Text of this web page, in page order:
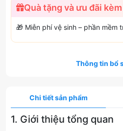
Quà tặng và ưu đãi
🎁 Miễn phí vệ sinh – phần mềm
Thông tin bổ
Chi tiết sản phẩm
1. Giới thiệu tổng quan